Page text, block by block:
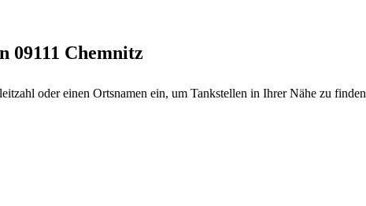
09111 Chemnitz
oder einen Ortsnamen ein, um Tankstellen in Ihrer Nähe zu finden